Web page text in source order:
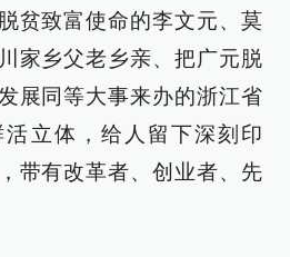
贫致富使命的李文元、莫
家乡父老乡亲、把广元脱
展同等大事来办的浙江省
立体，给人留下深刻印
带有改革者、创业者、先